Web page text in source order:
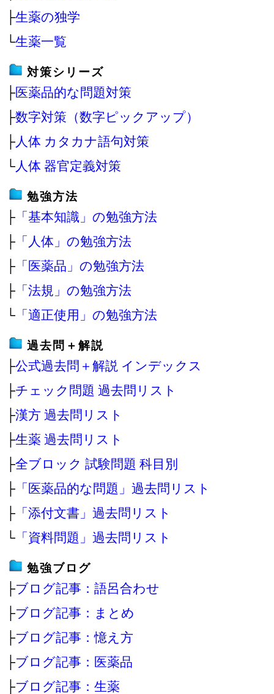
├生薬の独学
└生薬一覧
対策シリーズ
├医薬品的な問題対策
├数字対策（数字ピックアップ）
├ 人体 カタカナ語句対策
└ 人体 器官定義対策
勉強方法
├ 「基本知識」の勉強方法
├ 「人体」の勉強方法
├ 「医薬品」の勉強方法
├ 「法規」の勉強方法
└ 「適正使用」の勉強方法
過去問＋解説
├公式過去問＋解説 インデックス
├チェック問題 過去問リスト
├漢方 過去問リスト
├生薬 過去問リスト
├全ブロック 試験問題 科目別
├ 「医薬品的な問題」過去問リスト
├ 「添付文書」過去問リスト
└ 「資料問題」過去問リスト
勉強ブログ
├ブログ記事：語呂合わせ
├ブログ記事：まとめ
├ブログ記事：憶え方
├ブログ記事：医薬品
├ブログ記事：生薬